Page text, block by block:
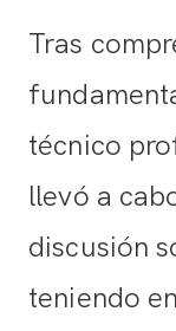
Tras
técnico
llevó a
discusión
teniendo